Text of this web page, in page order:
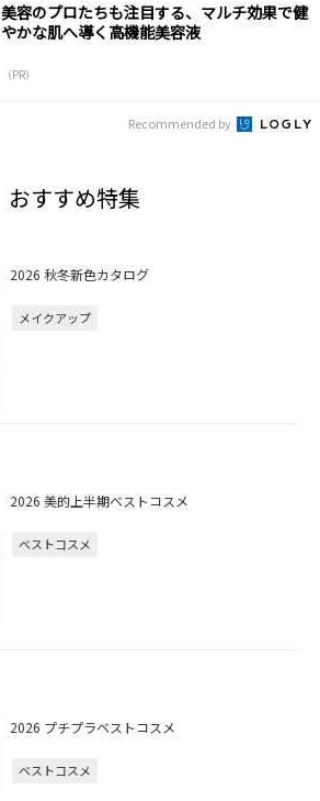
美容のプロたちも注目する、マルチ効果で健
やかな肌へ導く高機能美容液
（PR）
Recommended by
おすすめ特集
2026 秋冬新色カタログ
メイクアップ
2026 美的上半期ベストコスメ
ベストコスメ
2026 プチプラベストコスメ
ベストコスメ